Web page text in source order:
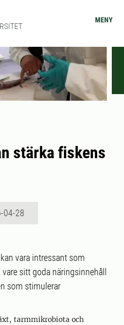
MENY
stärka fiskens
04-28
vara intressant som
sitt goda näringsinnehåll
som stimulerar
tarmmikrobiota och